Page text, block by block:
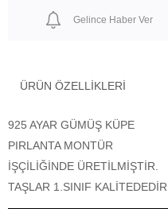
Gelince Haber Ver
ÜRÜN ÖZELLIKLERI
925 AYAR GÜMÜŞ KÜPE
PIRLANTA MONTÜR
İŞÇİLİĞİNDE ÜRETİLMİŞTİR.
TAŞLAR 1.SINIF KALİTEDEDİR .